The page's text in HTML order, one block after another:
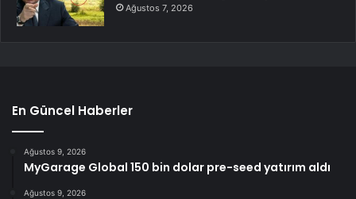
Ağustos 7, 2026
En Güncel Haberler
Ağustos 9, 2026
MyGarage Global 150 bin dolar pre-seed yatırım aldı
Ağustos 9, 2026